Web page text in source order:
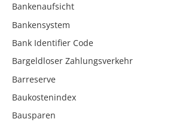
Bankenaufsicht
Bankensystem
Bank Identifier Code
Bargeldloser Zahlungsverkehr
Barreserve
Baukostenindex
Bausparen